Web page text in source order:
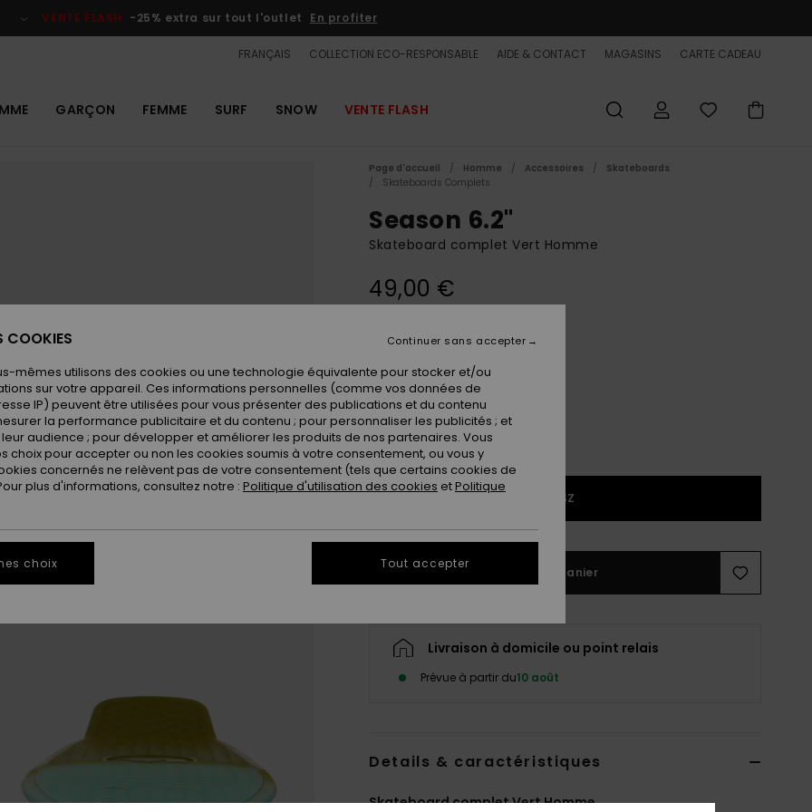
VENTE FLASH -25% extra sur tout l'outlet En profiter
FRANÇAIS COLLECTION ECO-RESPONSABLE AIDE & CONTACT MAGASINS CARTE CADEAU
GARÇON FEMME SURF SNOW VENTE FLASH
Page d'accueil Homme Accessoires
Skateboards
Skateboards Complets
Season 6.2"
Skateboard complet Vert Homme
49,00 €
CouleurKalamata
1SZ
Ajouter au panier
Livraison à domicile ou point relais
Prévue à partir du10 août
Details & caractéristiques
Skateboard complet Vert Homme
COOKIES
mêmes utilisons des cookies ou une technologie équivalente pour stocker et/ou
sur votre appareil. Ces informations personnelles (comme vos données de
IP) peuvent être utilisées pour vous présenter des publications et du contenu
la performance publicitaire et du contenu ; pour personnaliser les publicités ; et
audience ; pour développer et améliorer les produits de nos partenaires. Vous
choix pour accepter ou non les cookies soumis à votre consentement, ou vous y
concernés ne relèvent pas de votre consentement (tels que certains cookies de
plus d'informations, consultez notre : Politique d'utilisation des cookies etPolitique
choix
Continuer sans accepter
Tout accepter